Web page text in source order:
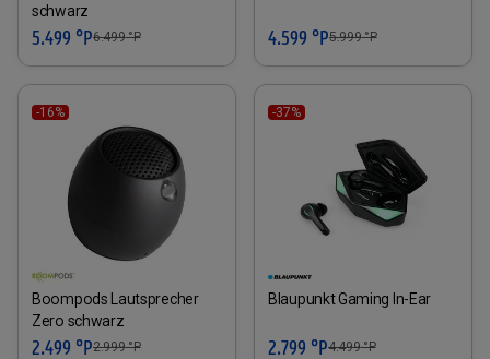
schwarz
5.499 °P6.499°P 4.599 °P5.999°P
-16%
Boompods Lautsprecher
Zero schwarz
2.499 °P2.999°P
-37%
Blaupunkt Gaming In-Ear
2.799 °P4.499°P